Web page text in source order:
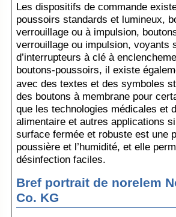
Les dispositifs de commande
poussoirs standards et lumineux,
verrouillage ou à impulsion,
verrouillage ou impulsion, voyants
d’interrupteurs à clé à
boutons-poussoirs, il existe
avec des textes et des symboles
des boutons à membrane pour
que les technologies médicales et
alimentaire et autres applications
surface fermée et robuste est une
poussière et l’humidité, et elle
désinfection faciles.
Bref portrait de norelem
Co. KG